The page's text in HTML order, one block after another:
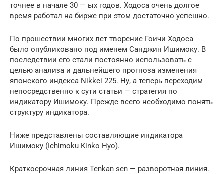
точнее в начале 30 — ых годов. Ходоса очень долгое
время работал на бирже при этом достаточно успешно.
По прошествии многих лет творение Гоичи Ходоса
было опубликовано под именем Санджин Ишимоку. В
последствии его стали постоянно использовать с
целью анализа и дальнейшего прогноза изменения
японского индекса Nikkei 225. Ну, а теперь переходим
непосредственно к сути статьи — стратегия по
индикатору Ишимоку. Прежде всего необходимо понять
структуру индикатора.
Ниже представлены составляющие индикатора
Ишимоку (Ichimoku Kinko Hyo).
Краткосрочная линия Tenkan sen — разворотная линия.